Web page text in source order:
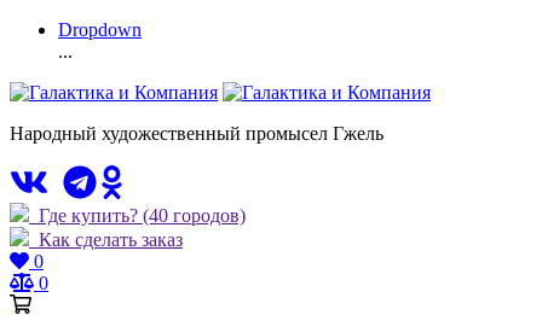
Dropdown
...
Народный художественный промысел Гжель
Где купить? (40 городов)
Как сделать заказ
0
0